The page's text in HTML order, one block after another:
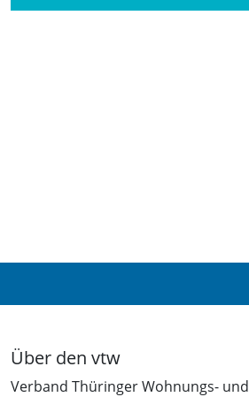
Über den vtw
Verband Thüringer Wohnungs- und